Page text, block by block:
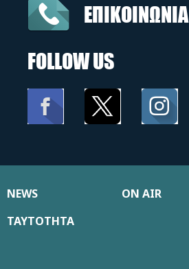
ΕΠΙΚΟΙΝΩΝΙΑ
FOLLOW US
NEWS ON AIR
ΤΑΥΤΟΤΗΤΑ